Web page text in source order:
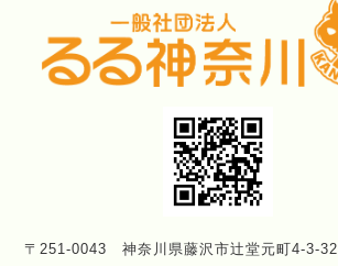
〒251-0043 神奈川県藤沢市辻堂元町4-3-32